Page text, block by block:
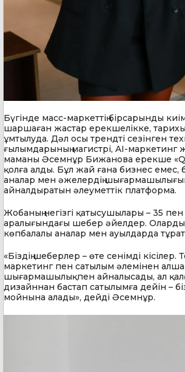
Бүгінде масс-маркеттің бірсарынды
шаршаған жастар ерекшелікке,
ұмтылуда. Дәл осы трендті сезінген
ғылымдарының магистрі, AI-маркетинг
маманы Әсемнұр Бижанова ерекше
қолға алды. Бұл жай ғана бизнес емес,
аналар мен әжелердің
айналдыратын әлеуметтік платформа.
Жобаның негізгі қатысушылары – 35
аралығындағы шебер әйелдер.
көпбалалы аналар мен ауылдарда
«Біздің шеберлер – өте сенімді кісілер.
маркетинг пен сатылым әлемінен
шығармашылықпен айналысады, ал
дизайннан бастап сатылымға дейін –
мойнына алады», дейді Әсемнұр.